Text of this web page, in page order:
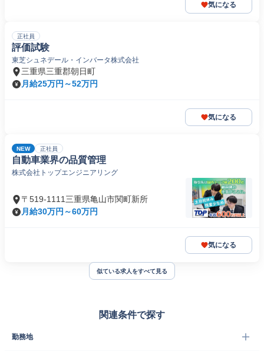
気になる
正社員
評価試験
東芝シュネデール・インバータ株式会社
三重県三重郡朝日町
月給25万円～52万円
気になる
NEW 正社員
自動車業界の品質管理
株式会社トップエンジニアリング
〒519-1111三重県亀山市関町新所
月給30万円～60万円
気になる
似ている求人をすべて見る
関連条件で探す
勤務地